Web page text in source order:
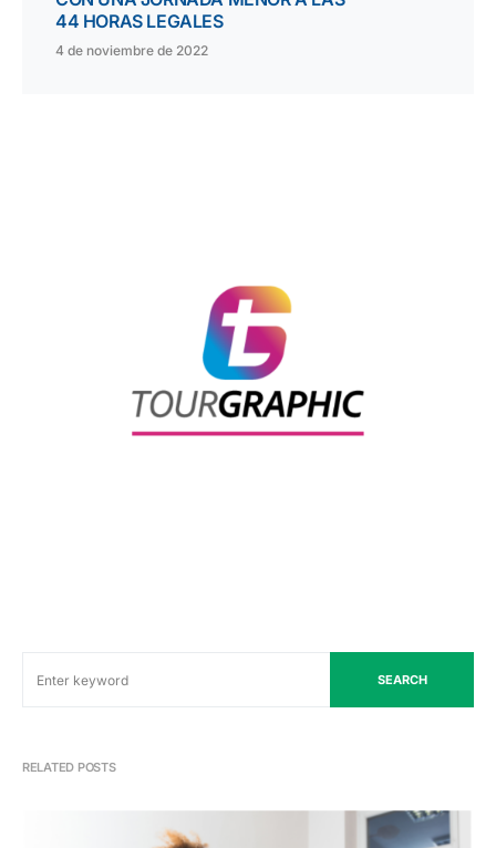
44 HORAS LEGALES
4 de noviembre de 2022
SEARCH
RELATED POSTS